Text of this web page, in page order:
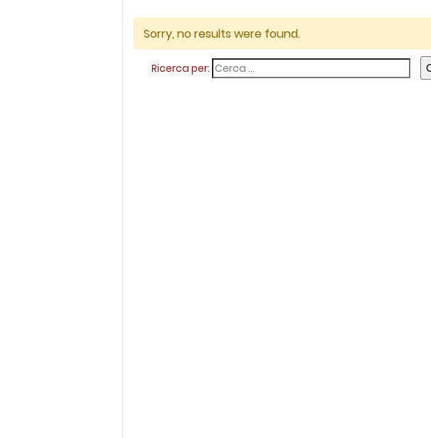
Sorry, no results were found.
Ricerca per: